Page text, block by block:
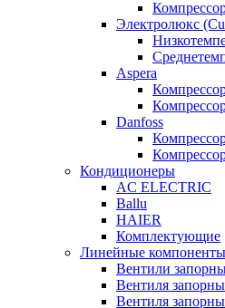
Электролюкс
Aspera
Danfoss
Кондиционеры
AC ELECTRIC
Ballu
HAIER
Комплектующие
Линейные компоненты
Вентили
Вентиля
Вентиля